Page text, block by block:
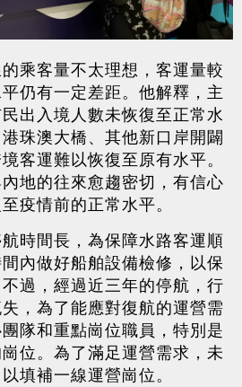
乘客量不太理想，客運量較
仍有一定差距。他解釋，主
出入境人數未恢復至正常水
珠澳大橋、其他新口岸開闢
客運難以恢復至原有水平。
地的往來愈趨密切，有信心
疫情前的正常水平。
時間長，為保障水路客運順
內做好船舶設備檢修，以保
過，經過近三年的停航，行
，為了能應對復航的運營需
隊和重點崗位職員，特別是
位。為了滿足運營需求，未
填補一線運營崗位。